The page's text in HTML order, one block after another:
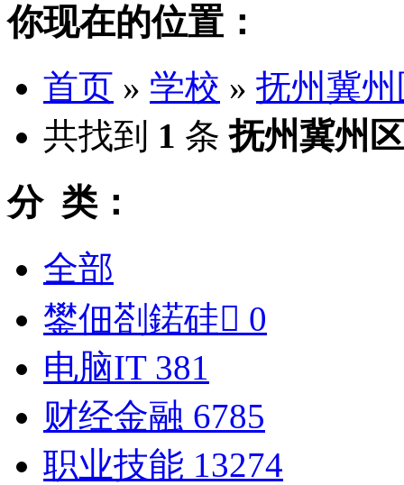
你现在的位置：
首页 » 学校 » 抚州冀
共找到 1 条 抚州冀州
分 类：
全部
鐢佃剳鍩硅 0
电脑IT 381
财经金融 6785
职业技能 13274